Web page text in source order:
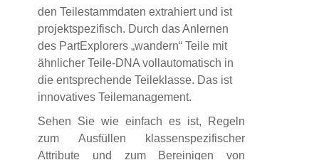
den Teilestammdaten extrahiert und ist
projektspezifisch. Durch das Anlernen
des PartExplorers „wandern“ Teile mit
ähnlicher Teile-DNA vollautomatisch in
die entsprechende Teileklasse. Das ist
innovatives Teilemanagement.
Sehen Sie wie einfach es ist, Regeln
zum Ausfüllen klassenspezifischer
Attribute und zum Bereinigen von